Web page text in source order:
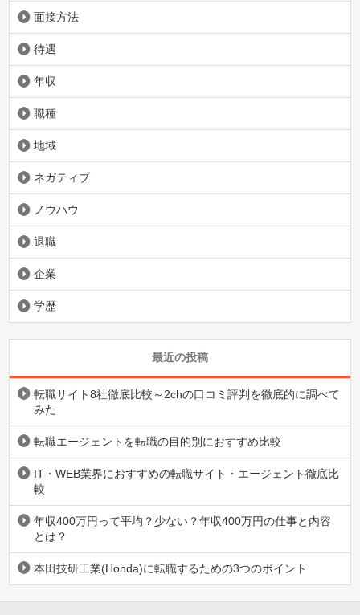
面接方法
待遇
年収
職種
地域
ネガティブ
ノウハウ
退職
企業
学歴
最近の投稿
転職サイト8社徹底比較～2chの口コミ評判を徹底的に調べて
みた
転職エージェントを転職の目的別におすすめ比較
IT・WEB業界におすすめの転職サイト・エージェント徹底比
較
年収400万円って平均？少ない？年収400万円の仕事と内容
とは？
本田技研工業(Honda)に転職するための3つのポイント